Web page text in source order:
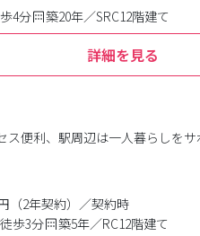
4分 築20年／SRC12階建て
詳細を見る
便利、駅周辺は一人暮らしを
（2年契約）／契約時
歩3分 築5年／RC12階建て